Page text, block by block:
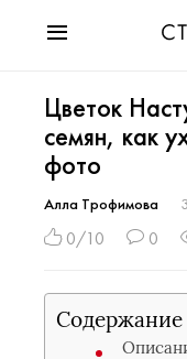
Мода
Звезды
Гороскопы
Здоровье
Психология
Разное
Праздники
Цветок
семян, как
фото
Алла Трофимова
0/10 0
Содержание